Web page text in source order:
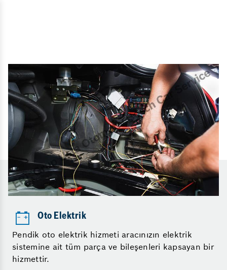
Oto Elektrik
Pendik oto elektrik hizmeti aracınızın elektrik
sistemine ait tüm parça ve bileşenleri kapsayan bir
hizmettir.